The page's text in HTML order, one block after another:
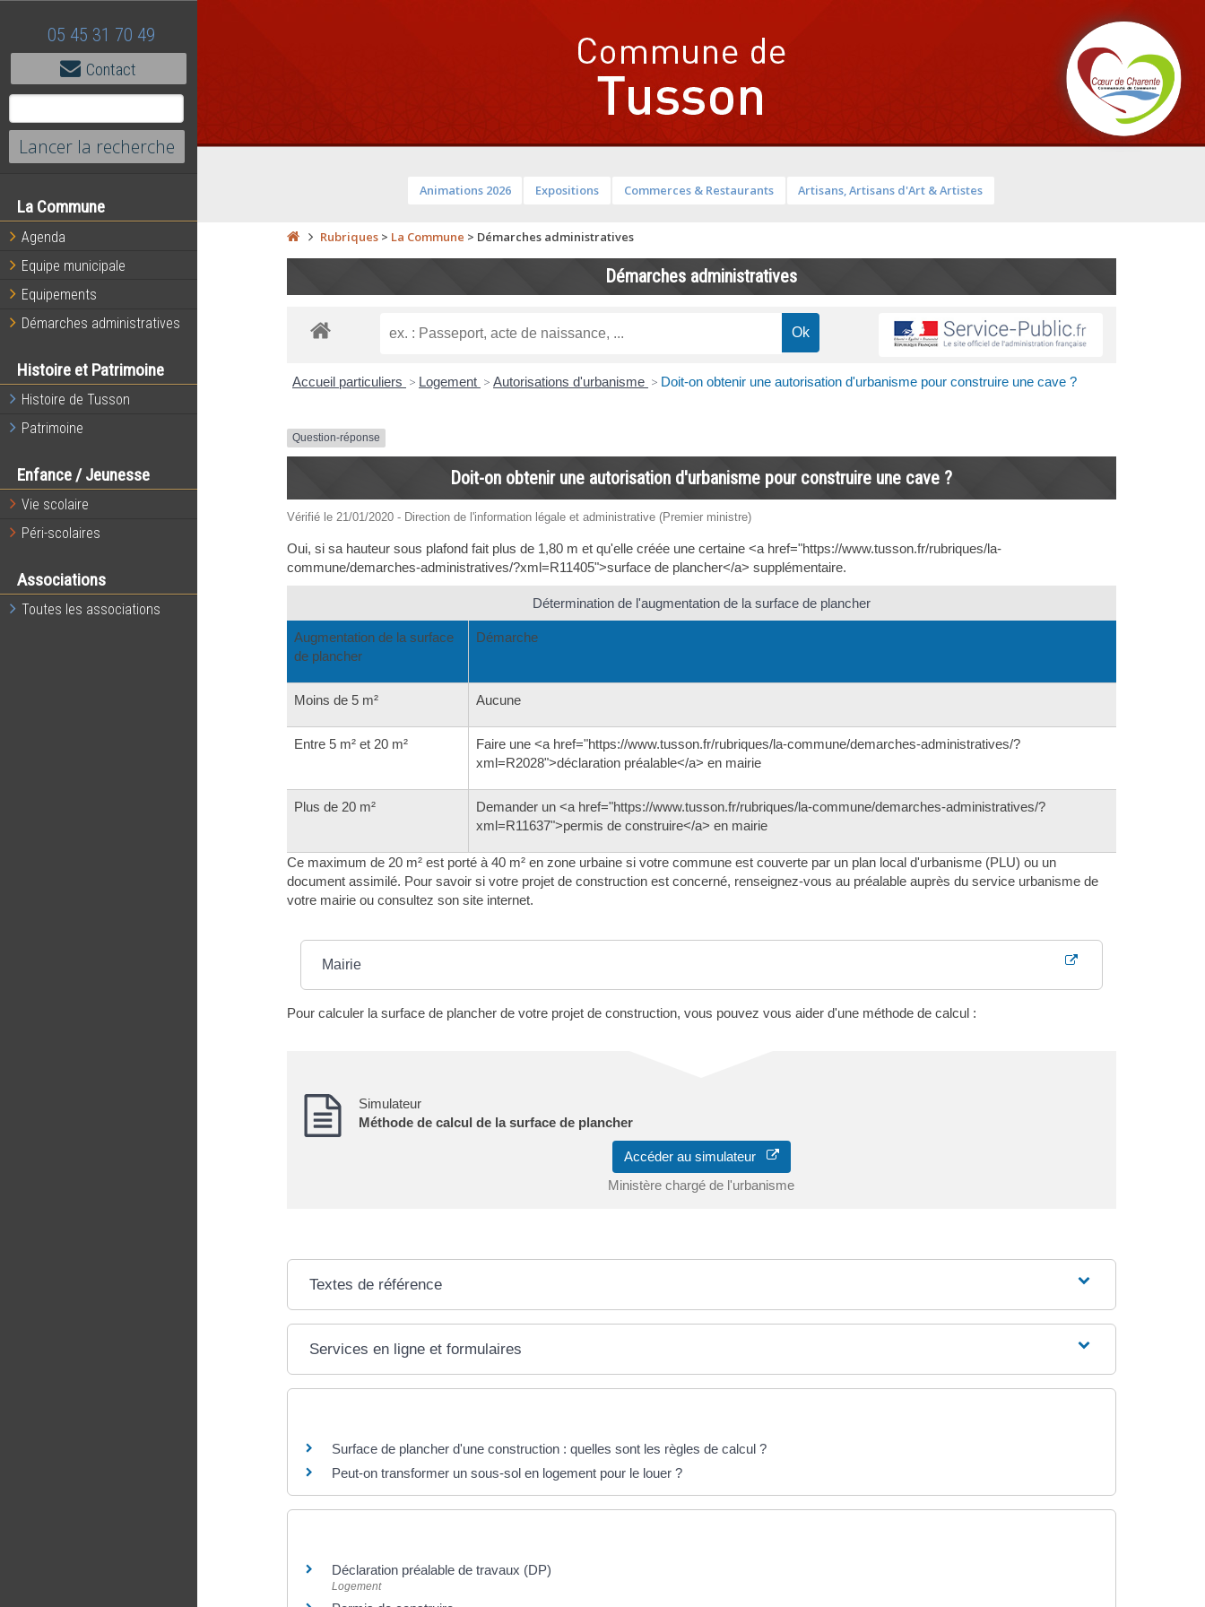
05 45 31 70 49
Contact
La Commune
Agenda
Equipe municipale
Equipements
Démarches administratives
Histoire et Patrimoine
Histoire de Tusson
Patrimoine
Enfance / Jeunesse
Vie scolaire
Péri-scolaires
Associations
Toutes les associations
Animations 2026 Expositions Commerces & Restaurants Artisans, Artisans d'Art & Artistes
Rubriques> La Commune > Démarches administratives
Démarches administratives
Accueil particuliers > Logement > Autorisations d'urbanisme > Doit-on obtenir une autorisation d'urbanisme pour construire une cave ?
Question-réponse
Doit-on obtenir une autorisation d'urbanisme pour construire une cave ?
Vérifié le 21/01/2020 - Direction de l'information légale et administrative (Premier ministre)
Oui, si sa hauteur sous plafond fait plus de 1,80 m et qu'elle créée une certaine <a href="https://www.tusson.fr/rubriques/la-
commune/demarches-administratives/?xml=R11405">surface de plancher</a> supplémentaire.
Détermination de l'augmentation de la surface de plancher
Augmentation de la surface
de plancher
Démarche
Moins de 5 m² Aucune
Entre 5 m² et 20 m²
Faire une <a href="https://www.tusson.fr/rubriques/la-commune/demarches-administratives/?
xml=R2028">déclaration préalable</a> en mairie
Plus de 20 m²
Demander un <a href="https://www.tusson.fr/rubriques/la-commune/demarches-administratives/?
xml=R11637">permis de construire</a> en mairie
Ce maximum de 20 m² est porté à 40 m² en zone urbaine si votre commune est couverte par un plan local d'urbanisme (PLU) ou un
document assimilé. Pour savoir si votre projet de construction est concerné, renseignez-vous au préalable auprès du service urbanisme de
votre mairie ou consultez son site internet.
Mairie
Pour calculer la surface de plancher de votre projet de construction, vous pouvez vous aider d'une méthode de calcul :
Simulateur
Méthode de calcul de la surface de plancher
Accéder au simulateur
Ministère chargé de l'urbanisme
Textes de référence
Services en ligne et formulaires
Surface de plancher d'une construction : quelles sont les règles de calcul ?
Peut-on transformer un sous-sol en logement pour le louer ?
Déclaration préalable de travaux (DP)
Logement